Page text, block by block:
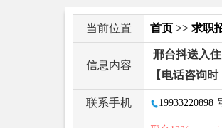
当前位置 首页 >> 求职
信息内容
邢台抖送入
【电话咨询
联系手机 19933220898